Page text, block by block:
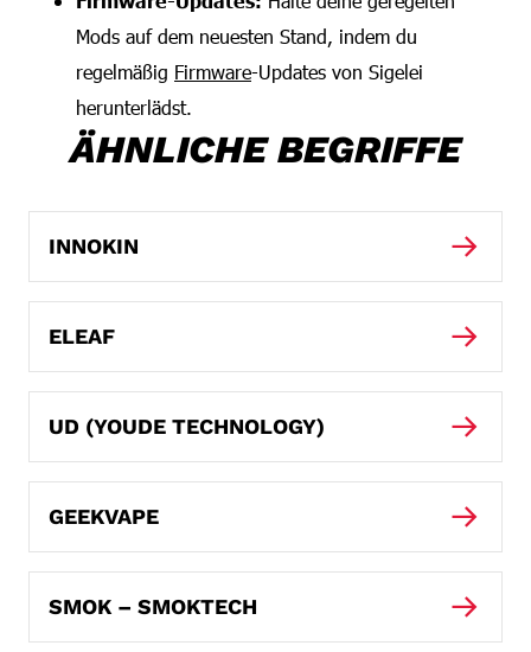
Mods auf dem neuesten Stand, indem du
regelmäßig Firmware-Updates von Sigelei
herunterlädst.
ÄHNLICHE BEGRIFFE
INNOKIN
ELEAF
UD (YOUDE TECHNOLOGY)
GEEKVAPE
SMOK – SMOKTECH